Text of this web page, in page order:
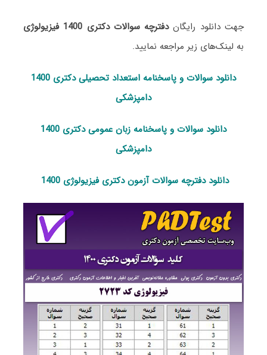
جهت دانلود رایگاندفترچه سوالات دکتری 1400 فیزیولوژی
به لینک‌های زیر مراجعه نمایید.
دانلود سوالات و پاسخنامه استعداد تحصیلی دکتری 1400
دامپزشکی
دانلود سوالات و پاسخنامه زبان عمومی دکتری 1400
دامپزشکی
دانلود دفترچه سوالات آزمون دکتری فیزیولوژی 1400